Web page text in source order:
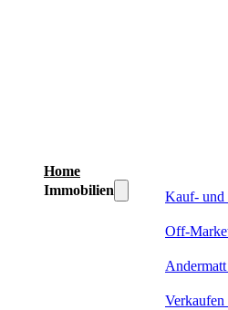
Home
Immobilien
Kauf- und
Off-
Verkaufen